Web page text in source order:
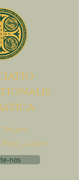
trazer
juntos
nos